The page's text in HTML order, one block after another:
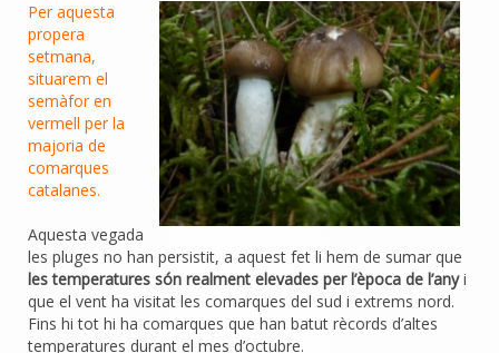
Per aquesta
propera
setmana,
situarem el
semàfor en
vermell per la
majoria de
comarques
catalanes.
Aquesta vegada
les pluges no han persistit, a aquest fet li hem de sumar que
les temperatures són realment elevades per l’època de l’anyi
que el vent ha visitat les comarques del sud i extrems nord.
Fins hi tot hi ha comarques que han batut rècords d’altes
temperatures durant el mes d’octubre.